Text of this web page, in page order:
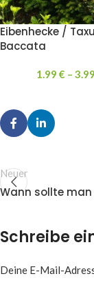
Eibenhecke /
Baccata
1.99€ –
Neuer
Wann sollte
Schreibe
Deine E-Mail-